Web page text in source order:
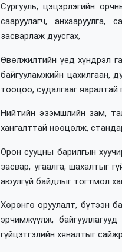
Сургууль, цэцэрлэгийн
сааруулагч,
засварлаж дуусгах,
Өвөлжилтийн үед хүндрэл
байгууламжийн цахилгаан,
тооцоо, судалгааг яаралтай
Нийтийн эзэмшлийн зам,
хангалттай нөөцөлж,
Орон сууцны барилгын
засвар, угаалга, шахалтыг
аюулгүй байдлыг тогтмол
Хөрөнгө оруулалт, бүтээн
эрчимжүүлж,
гүйцэтгэлийн хяналтыг